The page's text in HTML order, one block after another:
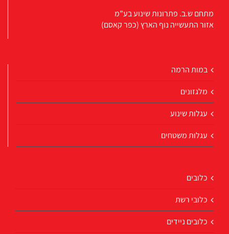
מתחם ש.ב. פתרונות שינוע בע”מ
אזור התעשייה נוף הארץ (כפר קאסם)
במות הרמה
מלגזונים
עגלות שינוע
עגלות משטחים
כלובים
כלובי רשת
כלובים ניידים